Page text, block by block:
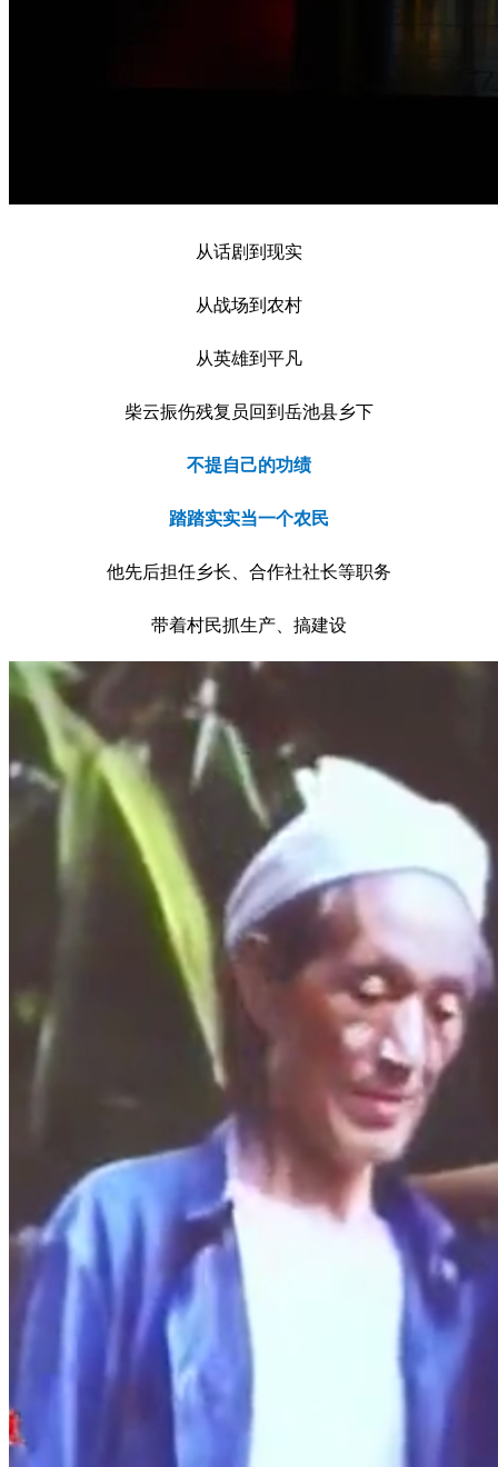
从话剧到现实
从战场到农村
从英雄到平凡
柴云振伤残复员回到岳池县乡下
不提自己的功绩
踏踏实实当一个农民
他先后担任乡长、合作社社长等职务
带着村民抓生产、搞建设